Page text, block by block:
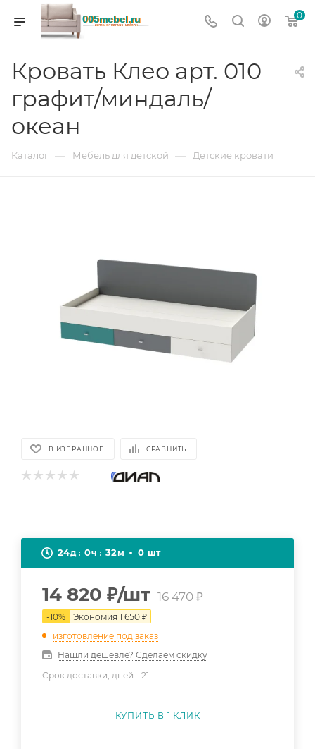
0
Кровать Клео арт. 010
графит/миндаль/
океан
Каталог — Мебель для детской — Детские кровати
В ИЗБРАННОЕ СРАВНИТЬ
24д 0ч 32м 0 шт
14 820 ₽/шт 16 470₽
-10% Экономия 1 650 ₽
изготовление под заказ
Нашли дешевле? Сделаем скидку
Срок доставки, дней - 21
КУПИТЬ В 1 КЛИК